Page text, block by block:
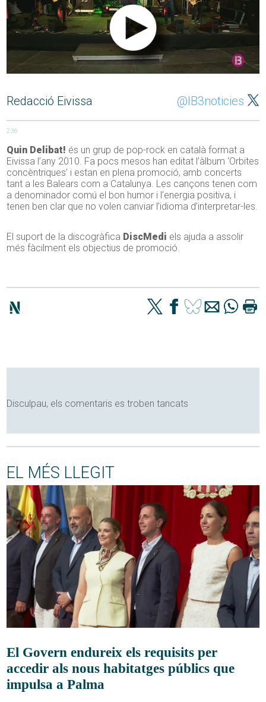
Redacció Eivissa @IB3noticies
236
Quin Delibat! és un grup de pop-rock en català format a
Eivissa l’any 2010. Fa pocs mesos han editat l’àlbum ‘Orbites
concèntriques’ i estan en plena promoció, amb concerts
tant a les Balears com a Catalunya. Les cançons tenen com
a denominador comú el bon humor i l’energia positiva, i
tenen ben clar que no volen canviar l’idioma d’interpretar-les.
El suport de la discogràfica DiscMedi els ajuda a assolir
més fàcilment els objectius de promoció.
Disculpau, els comentaris es troben tancats
EL MÉS LLEGIT
El Govern endureix els requisits per
accedir als nous habitatges públics que
impulsa a Palma